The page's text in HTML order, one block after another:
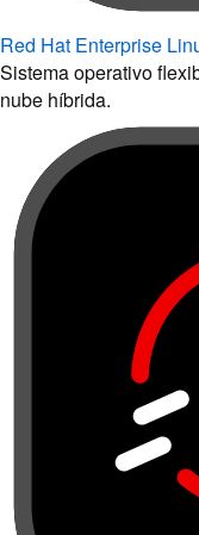
Red Hat Enterprise
Sistema operativo
nube híbrida.